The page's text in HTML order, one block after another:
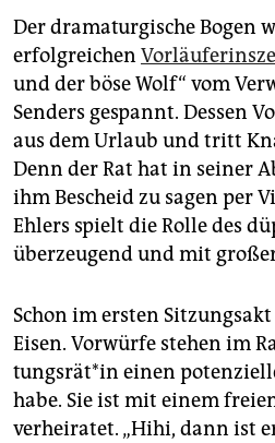
Der dramaturgische Bogen
erfolgreichen
und der böse Wolf“ vom
Senders gespannt. Dessen
aus dem Urlaub und tritt
Denn der Rat hat in seiner
ihm Bescheid zu sagen per
Ehlers spielt die Rolle des
überzeugend und mit
Schon im ersten
Eisen. Vorwürfe stehen im
tungs­rä­t*in einen
habe. Sie ist mit einem
verheiratet. „Hihi, dann ist